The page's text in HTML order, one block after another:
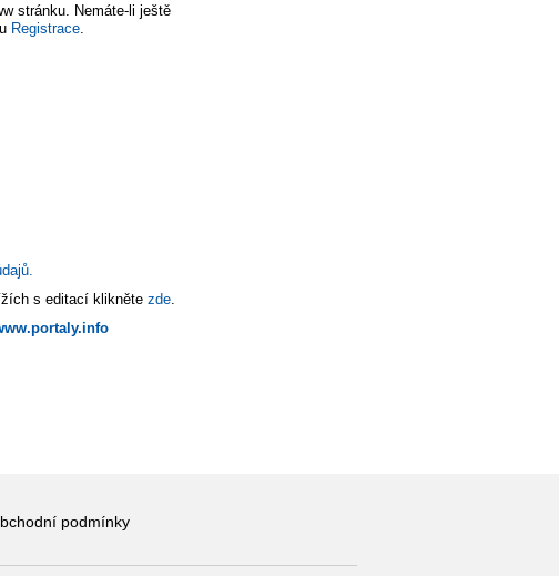
stránku. Nemáte-li ještě
Registrace
s editací klikněte zde
podmínky